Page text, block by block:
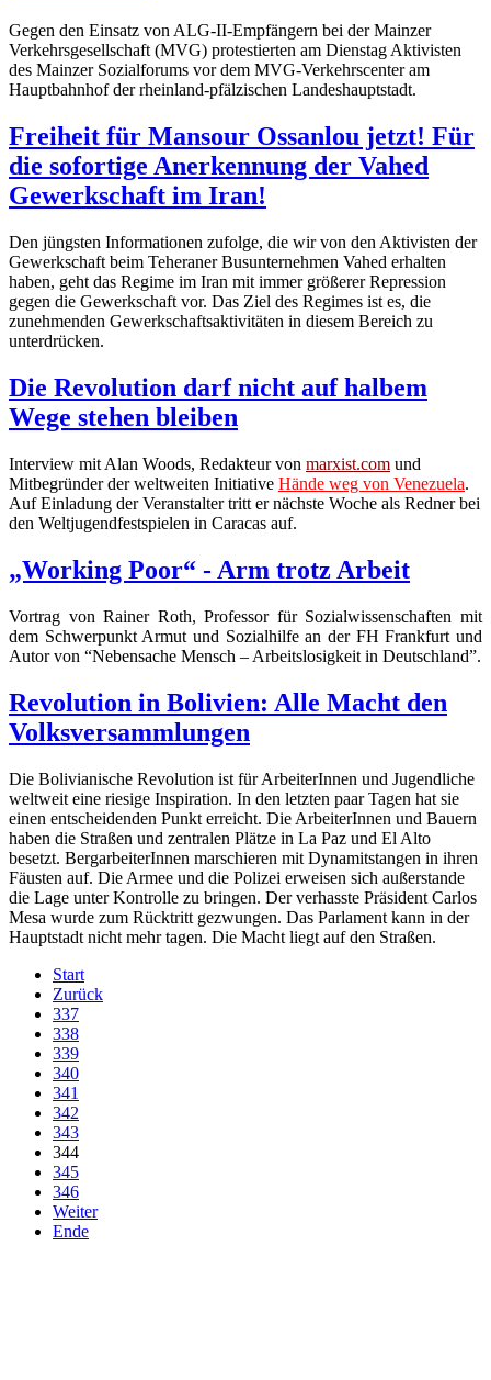
Gegen den Einsatz von ALG-II-Empfängern bei der Mainzer
Verkehrsgesellschaft (MVG) protestierten am Dienstag Aktivisten
des Mainzer Sozialforums vor dem MVG-Verkehrscenter am
Hauptbahnhof der rheinland-pfälzischen Landeshauptstadt.
Freiheit für Mansour Ossanlou jetzt! Für
die sofortige Anerkennung der Vahed
Gewerkschaft im Iran!
Den jüngsten Informationen zufolge, die wir von den Aktivisten der
Gewerkschaft beim Teheraner Busunternehmen Vahed erhalten
haben, geht das Regime im Iran mit immer größerer Repression
gegen die Gewerkschaft vor. Das Ziel des Regimes ist es, die
zunehmenden Gewerkschaftsaktivitäten in diesem Bereich zu
unterdrücken.
Die Revolution darf nicht auf halbem
Wege stehen bleiben
Interview mit Alan Woods, Redakteur von marxist.com und
Mitbegründer der weltweiten Initiative Hände weg von Venezuela.
Auf Einladung der Veranstalter tritt er nächste Woche als Redner bei
den Weltjugendfestspielen in Caracas auf.
„Working Poor“ - Arm trotz Arbeit
Vortrag von Rainer Roth, Professor für Sozialwissenschaften mit
dem Schwerpunkt Armut und Sozialhilfe an der FH Frankfurt und
Autor von “Nebensache Mensch – Arbeitslosigkeit in Deutschland”.
Revolution in Bolivien: Alle Macht den
Volksversammlungen
Die Bolivianische Revolution ist für ArbeiterInnen und Jugendliche
weltweit eine riesige Inspiration. In den letzten paar Tagen hat sie
einen entscheidenden Punkt erreicht. Die ArbeiterInnen und Bauern
haben die Straßen und zentralen Plätze in La Paz und El Alto
besetzt. BergarbeiterInnen marschieren mit Dynamitstangen in ihren
Fäusten auf. Die Armee und die Polizei erweisen sich außerstande
die Lage unter Kontrolle zu bringen. Der verhasste Präsident Carlos
Mesa wurde zum Rücktritt gezwungen. Das Parlament kann in der
Hauptstadt nicht mehr tagen. Die Macht liegt auf den Straßen.
Start
Zurück
337
338
339
340
341
342
343
344
345
346
Weiter
Ende